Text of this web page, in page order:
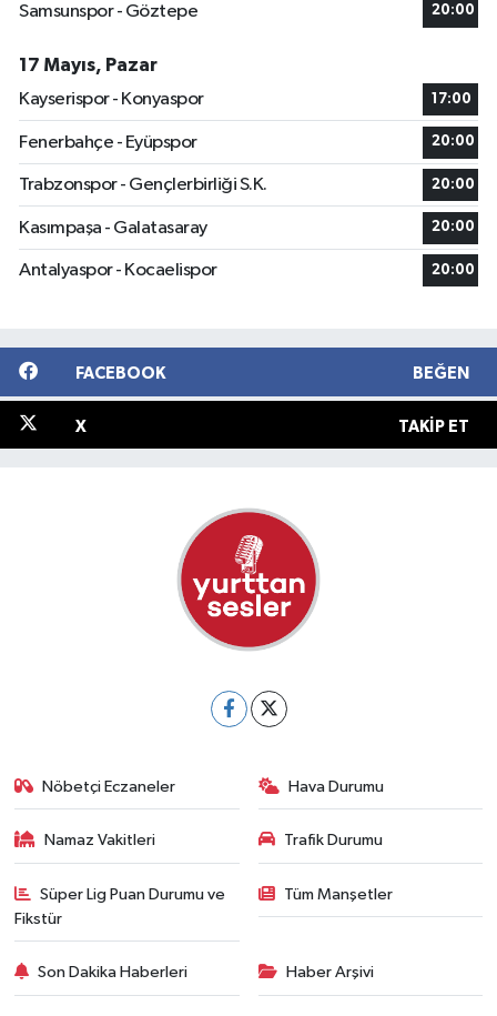
Samsunspor - Göztepe 20:00
17 Mayıs, Pazar
Kayserispor - Konyaspor
17:00
Fenerbahçe - Eyüpspor 20:00
Trabzonspor - Gençlerbirliği S.K. 20:00
Kasımpaşa - Galatasaray 20:00
Antalyaspor - Kocaelispor 20:00
FACEBOOK BEĞEN
X TAKIP ET
Nöbetçi Eczaneler Hava Durumu
Namaz Vakitleri Trafik Durumu
Süper Lig Puan Durumu ve
Fikstür
Tüm Manşetler
Son Dakika Haberleri Haber Arşivi